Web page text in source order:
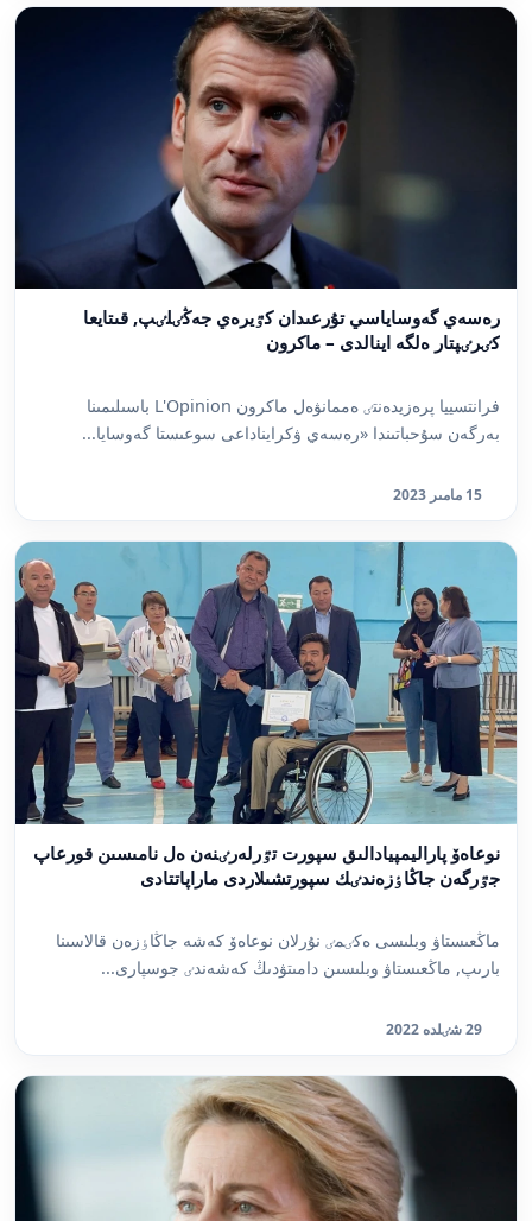
رەسەي گەوساياسي تۇرعىدان كٷيرەي جەڭٸلٸپ, قىتايعا
كٸرٸپتار ەلگە اينالدى – ماكرون
فرانتسييا پرەزيدەنتٸ ەممانۋەل ماكرون L'Opinion باسىلىمىنا
بەرگەن سۇحباتىندا «رەسەي ۋكرايناداعى سوعىستا گەوسايا...
15 مامىر 2023
نوعاەۆ پاراليمپيادالىق سپورت تٷرلەرٸنەن ەل نامىسىن قورعاپ
جٷرگەن جاڭاٶزەندٸك سپورتشىلاردى ماراپاتتادى
ماڭعىستاۋ وبلىسى ەكٸمٸ نۇرلان نوعاەۆ كەشە جاڭاٶزەن قالاسىنا
بارىپ, ماڭعىستاۋ وبلىسىن دامىتۋدىڭ كەشەندٸ جوسپارى...
29 شٸلدە 2022